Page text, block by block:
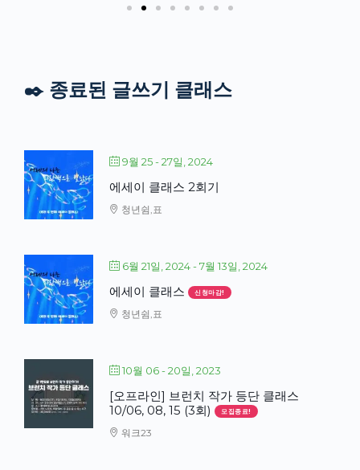
✒️ 종료된 글쓰기 클래스
9월 25 - 27일, 2024
에세이 클래스 2회기
청년쉼,표
6월 21일, 2024- 7월 13일, 2024
에세이 클래스 신청마감!
청년쉼,표
10월 06 - 20일, 2023
[오프라인] 브런치 작가 등단 클래스
10/06, 08, 15 (3회)
모집종료!
워크23